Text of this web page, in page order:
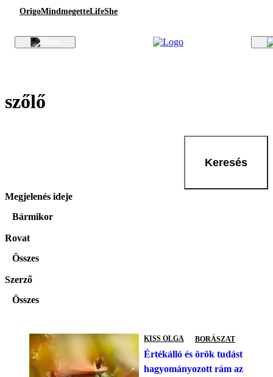
OrigoMindmegetteLifeShe
szőlő
Keresés
Megjelenés ideje
Bármikor
Rovat
Összes
Szerző
Összes
KISS OLGA BORÁSZAT
Értékálló és örök tudást
hagyományozott rám az